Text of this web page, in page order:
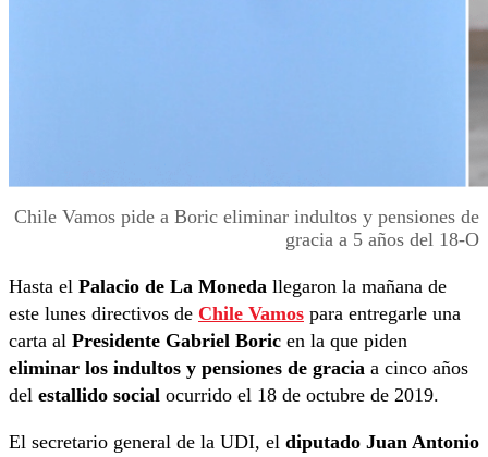
Chile Vamos pide a Boric eliminar indultos y pensiones de
gracia a 5 años del 18-O
Hasta el Palacio de La Moneda llegaron la mañana de
este lunes directivos de Chile Vamos para entregarle una
carta al Presidente Gabriel Boric en la que piden
eliminar los indultos y pensiones de gracia a cinco años
del estallido social ocurrido el 18 de octubre de 2019.
El secretario general de la UDI, el diputado Juan Antonio